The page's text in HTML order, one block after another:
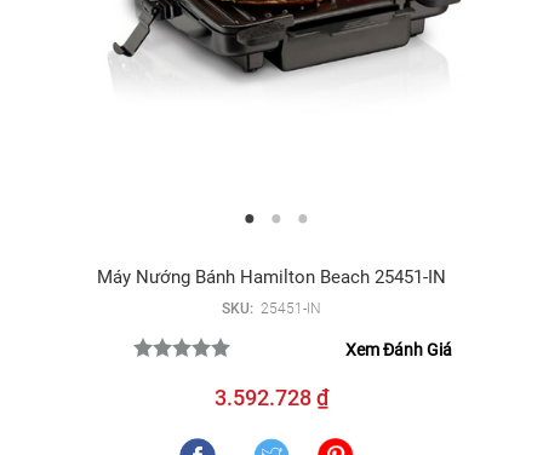
Máy Nướng Bánh Hamilton Beach 25451-IN
SKU: 25451-IN
Xem Đánh Giá
3.592.728 ₫